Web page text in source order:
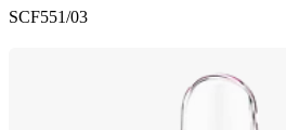
SCF551/03